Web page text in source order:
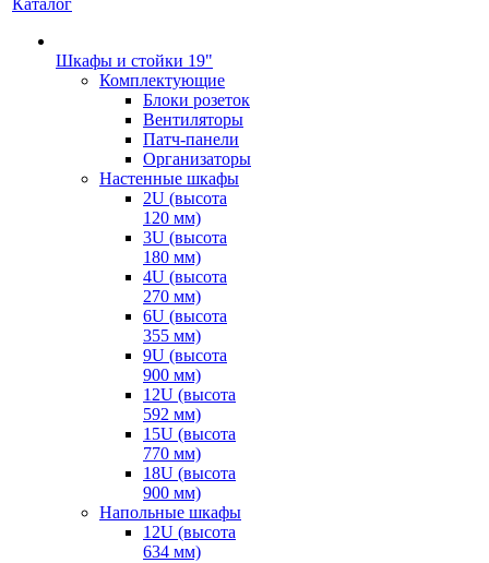
Каталог
Шкафы и стойки 19"
Комплектующие
Блоки розеток
Вентиляторы
Патч-панели
Организаторы
Настенные шкафы
2U (высота
120 мм)
3U (высота
180 мм)
4U (высота
270 мм)
6U (высота
355 мм)
9U (высота
900 мм)
12U (высота
592 мм)
15U (высота
770 мм)
18U (высота
900 мм)
Напольные шкафы
12U (высота
634 мм)